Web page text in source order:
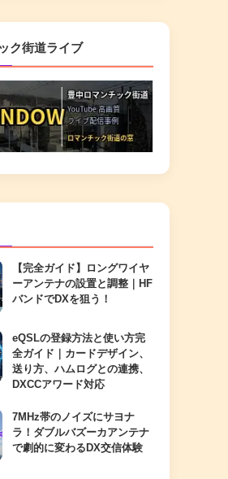
ク街道ライブ
【完全ガイド】ロングワイヤ
ーアンテナの設置と調整｜HF
バンドでDXを狙う！
eQSLの登録方法と使い方完
全ガイド｜カードデザイン、
送り方、ハムログとの連携、
DXCCアワード対応
7MHz帯のノイズにサヨナ
ラ！ダブルバズーカアンテナ
で劇的に変わるDX交信体験